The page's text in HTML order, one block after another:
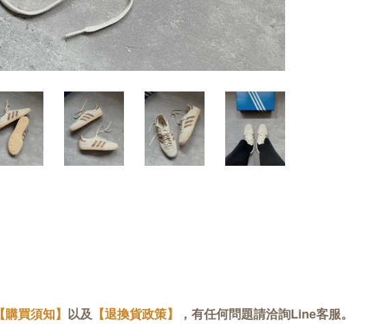
【購買須知】 以及 【退換貨政策】 ，有任何問題請洽詢Line客服。